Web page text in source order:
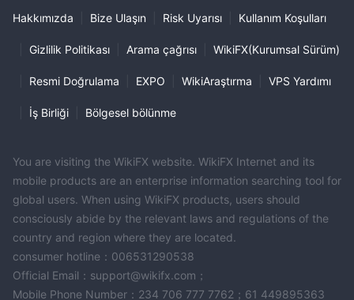
Hakkımızda Bize Ulaşın Risk Uyarısı Kullanım Koşulları
Gizlilik Politikası Arama çağrısı WikiFX(Kurumsal Sürüm)
Resmi Doğrulama EXPO WikiAraştırma VPS Yardımı
İş Birliği Bölgesel bölünme
You are visiting the WikiFX website. WikiFX Internet and its
mobile products are an enterprise information searching tool for
global users. When using WikiFX products, users should
consciously abide by the relevant laws and regulations of the
country and region where they are located.
consumer hotline：006531290538
Official Email：support@wikifx.com；
Mobile Phone Number：234 706 777 7762；61 449895363